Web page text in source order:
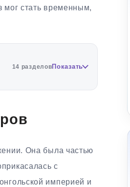
мог стать временным,
14 разделовПоказать
Она была частью
с
империей и